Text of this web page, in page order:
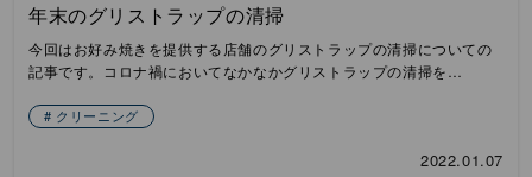
年末のグリストラップの清掃
今回はお好み焼きを提供する店舗のグリストラップの清掃についての
記事です。コロナ禍においてなかなかグリストラップの清掃を…
クリーニング
2022.01.07